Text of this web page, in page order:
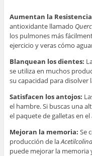
Aumentan la
antioxidante llamado
los pulmones más
ejercicio y veras cómo
Blanquean los dientes:
se utiliza en muchos
su capacidad para disolver
Satisfacen los antojos:
el hambre. Si buscas una
el paquete de galletas en
Mejoran la memoria: Se
producción de laAcetilcolina
puede mejorar la memoria